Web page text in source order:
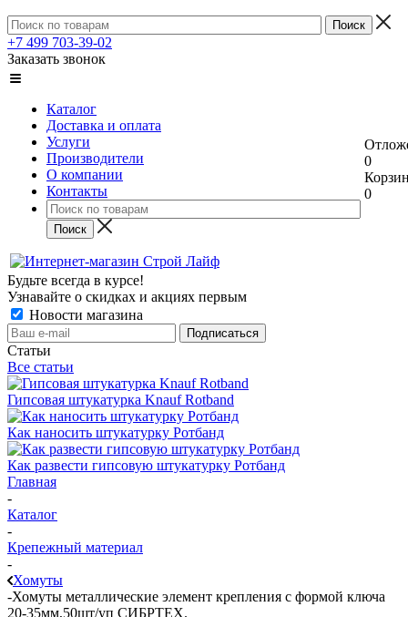
+7 499 703-39-02
Заказать звонок
Каталог
Доставка и оплата
Услуги
Производители
О компании
Контакты
0
0
Будьте всегда в курсе!
Узнавайте о скидках и акциях первым
Новости магазина
Статьи
Все статьи
Гипсовая штукатурка Knauf Rotband
Как наносить штукатурку Ротбанд
Как развести гипсовую штукатурку Ротбанд
Главная
-
Каталог
-
Крепежный материал
-
Хомуты
-Хомуты металлические элемент крепления с формой ключа
20-35мм,50шт/уп СИБРТЕХ.